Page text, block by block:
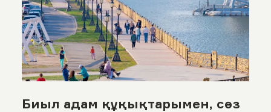
Биыл адам құқықтарымен, сөз